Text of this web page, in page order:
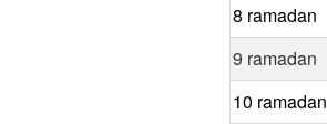
8 ramadan
9 ramadan
10 ramadan